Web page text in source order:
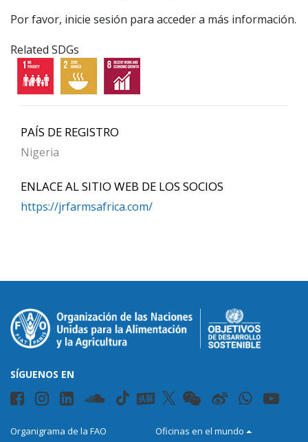
Por favor, inicie sesión para acceder a más información.
Related SDGs
PAÍS DE REGISTRO
Nigeria
ENLACE AL SITIO WEB DE LOS SOCIOS
https://jrfarmsafrica.com/
SÍGUENOS EN
Organigrama de la FAO Oficinas en el mundo